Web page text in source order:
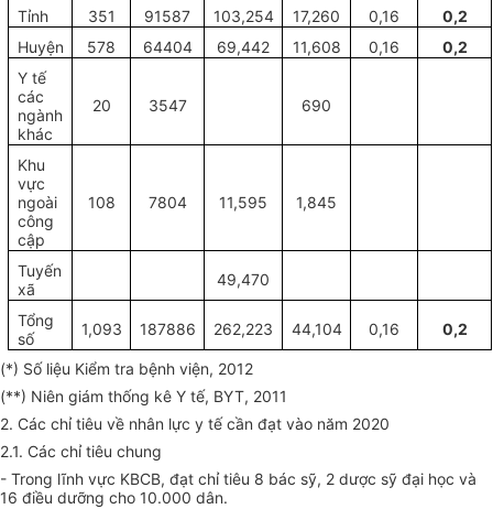
Tỉnh 351 91587 103,254 17,260 0,16
0,2
Huyện
578 64404 69,442 11,608 0,16
0,2
Y tế
các
ngành
khác
20 3547 690
Khu
vực
ngoài
công
cập
108 7804 11,595 1,845
Tuyến
xã
49,470
Tổng
số
1,093 187886 262,223 44,104 0,16 0,2
(*) Số liệu Kiểm tra bệnh viện, 2012
(**) Niên giám thống kê Y tế, BYT, 2011
2. Các chỉ tiêu về nhân lực y tế cần đạt vào năm 2020
2.1. Các chỉ tiêu chung
- Trong lĩnh vực KBCB, đạt chỉ tiêu 8 bác sỹ, 2 dược sỹ đại học và
16 điều dưỡng cho 10.000 dân.